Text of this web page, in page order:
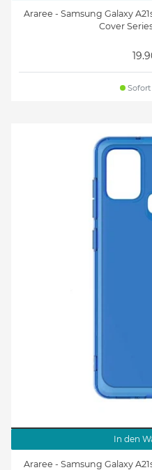
Araree - Samsung Galaxy
Cover
In den
Araree - Samsung Galaxy